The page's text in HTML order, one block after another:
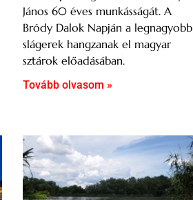
János 60 éves munkásságát. A
Bródy Dalok Napján a legnagyobb
slágerek hangzanak el magyar
sztárok előadásában.
Tovább olvasom »